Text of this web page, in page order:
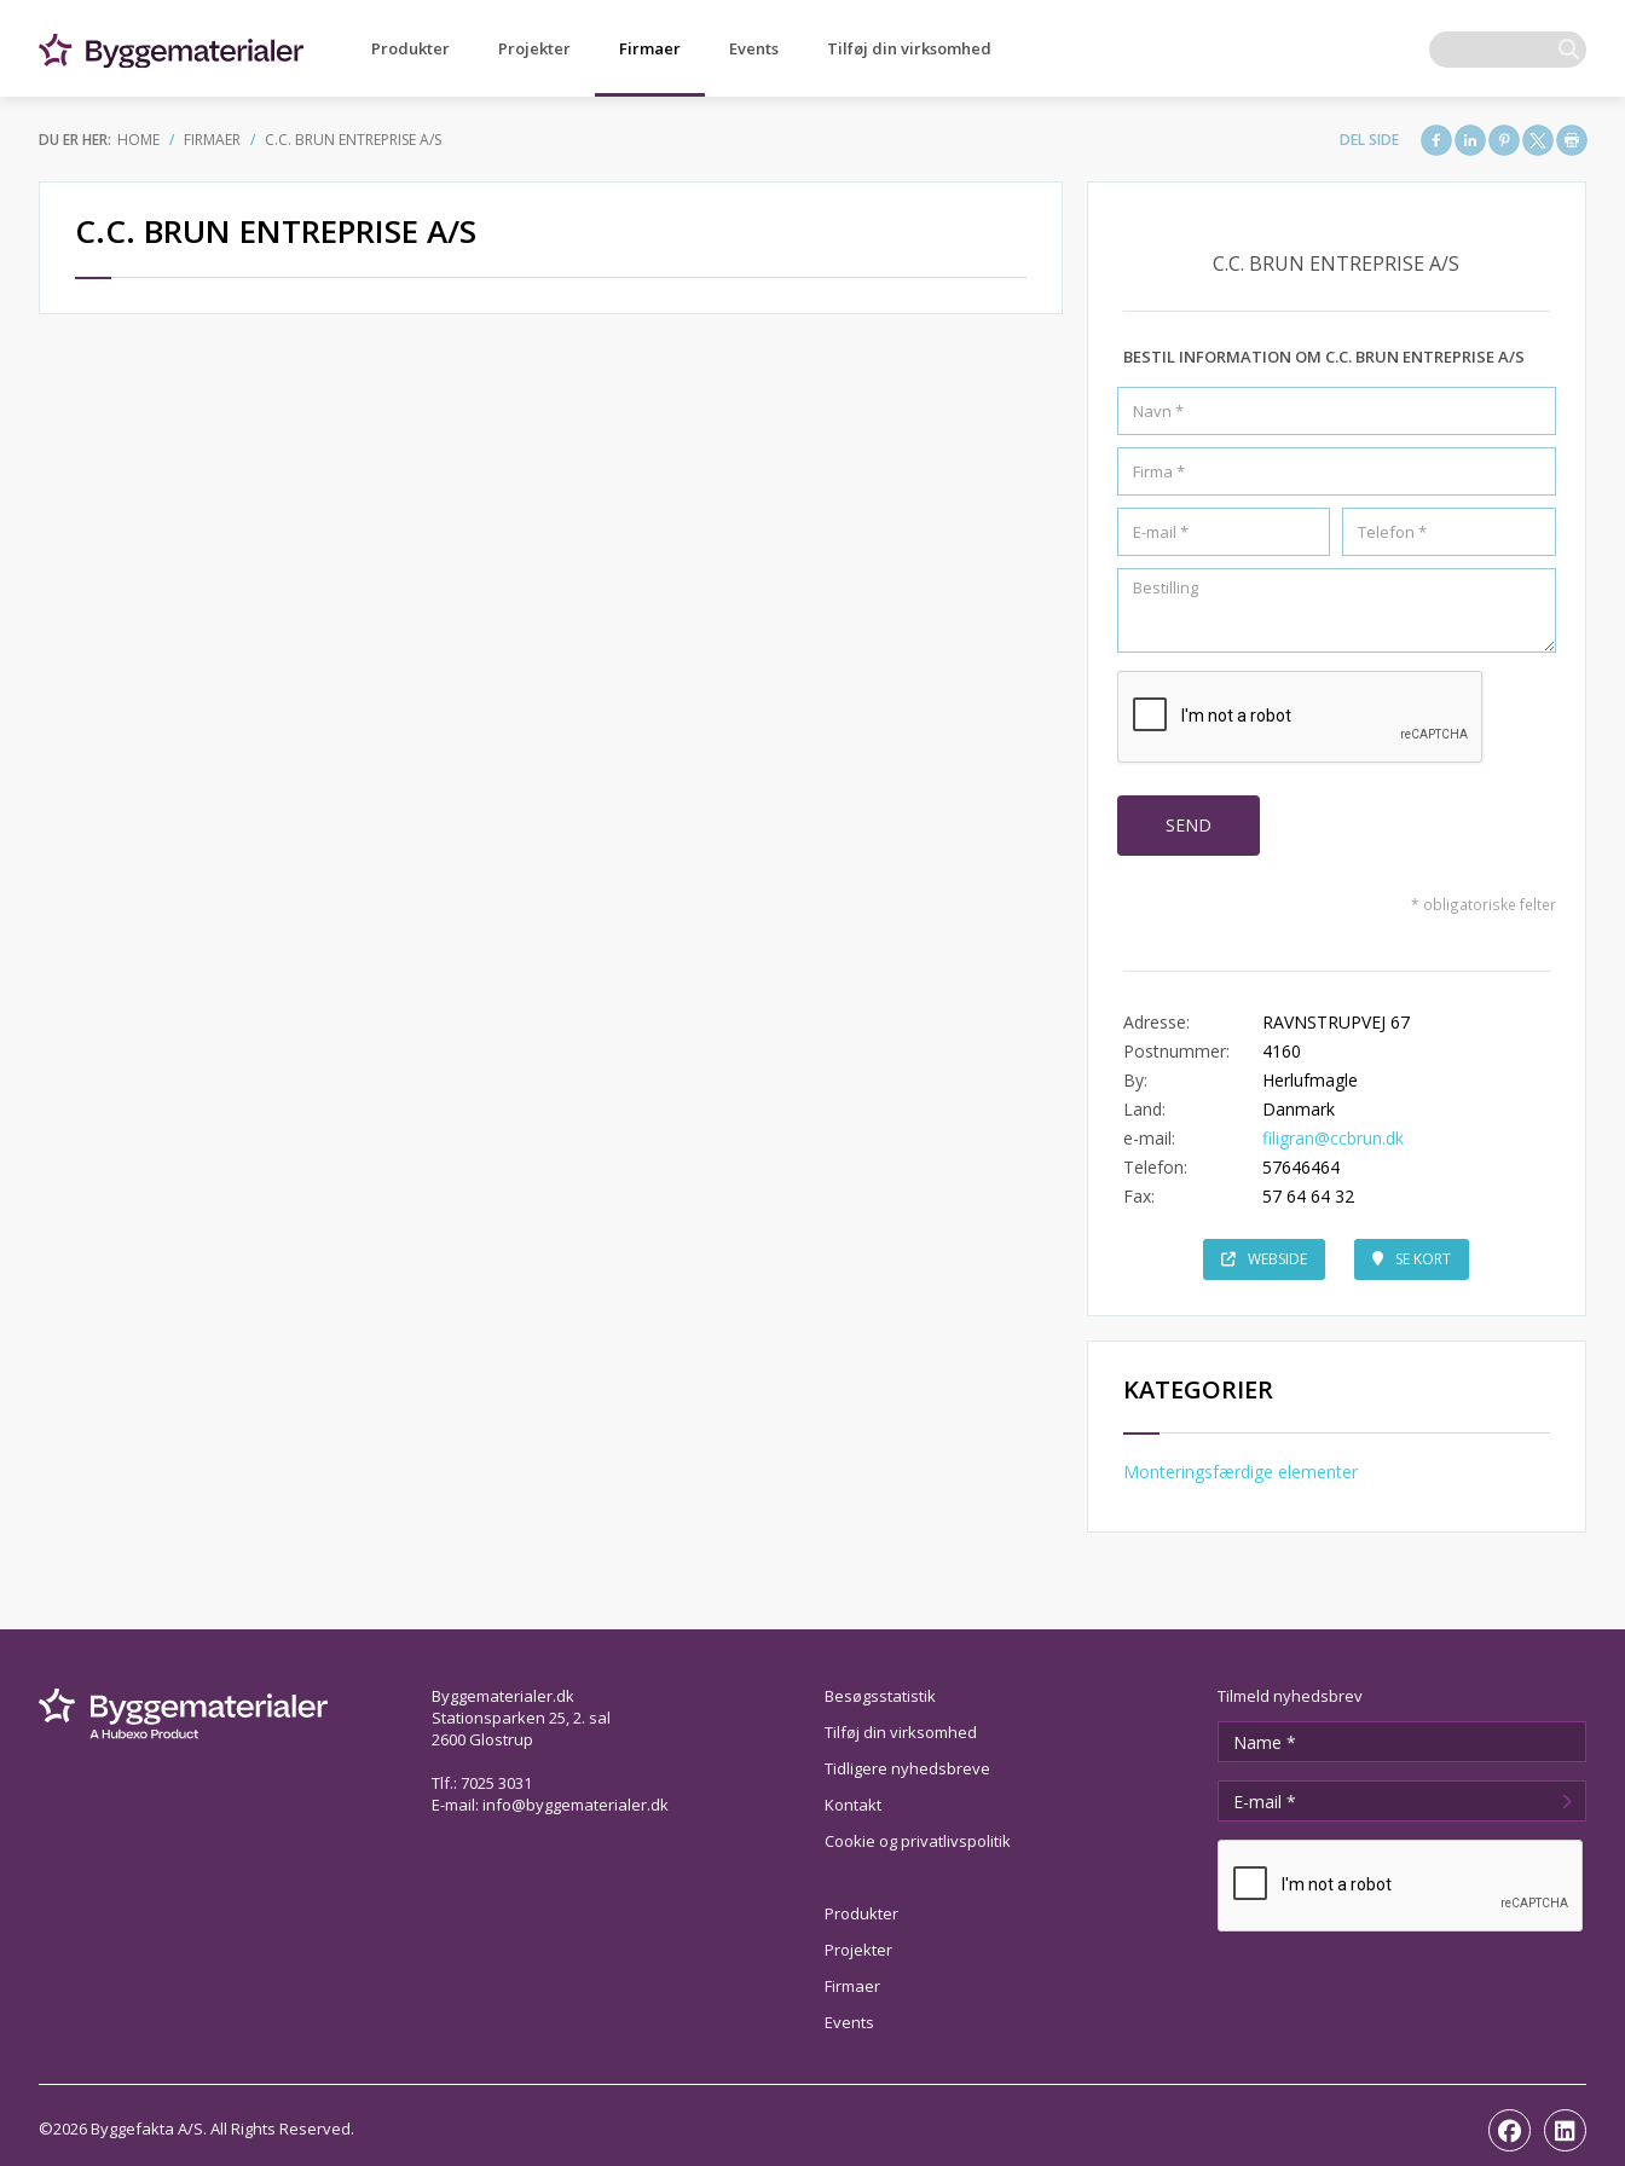
Produkter Projekter Firmaer Events Tilføj din virksomhed
DU ER HER: HOME FIRMAER C.C. BRUN ENTREPRISE A/S
C.C. BRUN ENTREPRISE A/S
C.C. BRUN ENTREPRISE A/S
BESTIL INFORMATION OM C.C. BRUN ENTREPRISE A/S
* obligatoriske felter
Adresse:
RAVNSTRUPVEJ 67
Postnummer:
4160
By:
Herlufmagle
Land:
Danmark
e-mail:
filigran@ccbrun.dk
Telefon:
57646464
Fax:
57 64 64 32
WEBSIDE SE KORT
KATEGORIER
Monteringsfærdige elementer
Byggematerialer.dk
Stationsparken 25, 2. sal
2600 Glostrup
Tlf.: 7025 3031
E-mail: info@byggematerialer.dk
Besøgsstatistik
Tilføj din virksomhed
Tidligere nyhedsbreve
Kontakt
Cookie og privatlivspolitik
Produkter
Projekter
Firmaer
Events
Tilmeld nyhedsbrev
©2026 Byggefakta A/S. All Rights Reserved.